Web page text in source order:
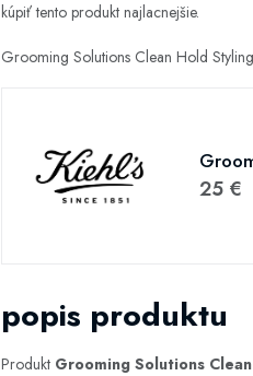
kúpiť tento produkt najlacnejšie.
Grooming Solutions Clean Hold
25 €
popis produktu
Produkt Grooming Solutions